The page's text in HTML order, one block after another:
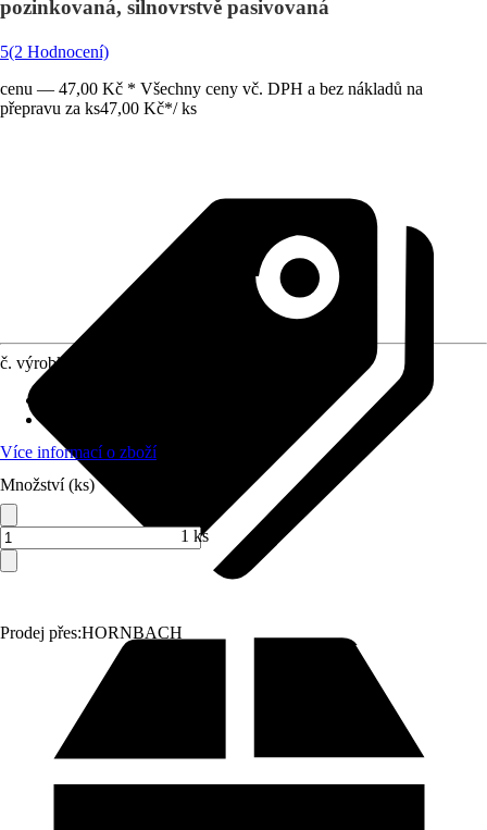
pozinkovaná, silnovrstvě pasivovaná
5(2 Hodnocení)
cenu — 47,00 Kč * Všechny ceny vč. DPH a bez nákladů na
přepravu za ks47,00 Kč*/ ks
Prodej přes:HORNBACH
č. výrobku
Více informací o zboží
Množství (ks)
1 ks